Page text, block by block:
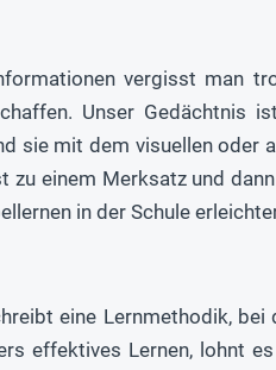
vergisst man
Unser Gedächtnis
sie mit dem visuellen oder
zu einem Merksatz und
in der Schule
eine Lernmethodik,
effektives Lernen, lohnt